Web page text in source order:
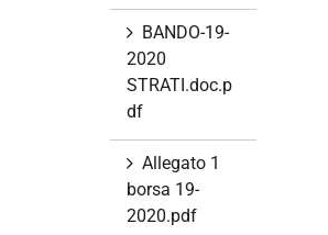
BANDO-19-
2020
STRATI.doc.p
df
Allegato 1
borsa 19-
2020.pdf